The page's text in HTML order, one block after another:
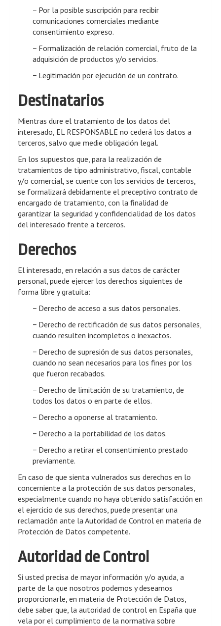
− Por la posible suscripción para recibir
comunicaciones comerciales mediante
consentimiento expreso.
− Formalización de relación comercial, fruto de la
adquisición de productos y/o servicios.
− Legitimación por ejecución de un contrato.
Destinatarios
Mientras dure el tratamiento de los datos del
interesado, EL RESPONSABLE no cederá los datos a
terceros, salvo que medie obligación legal.
En los supuestos que, para la realización de
tratamientos de tipo administrativo, fiscal, contable
y/o comercial, se cuente con los servicios de terceros,
se formalizará debidamente el preceptivo contrato de
encargado de tratamiento, con la finalidad de
garantizar la seguridad y confidencialidad de los datos
del interesado frente a terceros.
Derechos
El interesado, en relación a sus datos de carácter
personal, puede ejercer los derechos siguientes de
forma libre y gratuita:
− Derecho de acceso a sus datos personales.
− Derecho de rectificación de sus datos personales,
cuando resulten incompletos o inexactos.
− Derecho de supresión de sus datos personales,
cuando no sean necesarios para los fines por los
que fueron recabados.
− Derecho de limitación de su tratamiento, de
todos los datos o en parte de ellos.
− Derecho a oponerse al tratamiento.
− Derecho a la portabilidad de los datos.
− Derecho a retirar el consentimiento prestado
previamente.
En caso de que sienta vulnerados sus derechos en lo
concerniente a la protección de sus datos personales,
especialmente cuando no haya obtenido satisfacción en
el ejercicio de sus derechos, puede presentar una
reclamación ante la Autoridad de Control en materia de
Protección de Datos competente.
Autoridad de Control
Si usted precisa de mayor información y/o ayuda, a
parte de la que nosotros podemos y deseamos
proporcionarle, en materia de Protección de Datos,
debe saber que, la autoridad de control en España que
vela por el cumplimiento de la normativa sobre